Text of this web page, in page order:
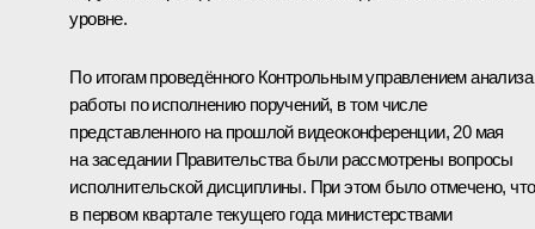
уровне.
По итогам проведённого Контрольным управлением анализа
работы по исполнению поручений, в том числе
представленного на прошлой видеоконференции, 20 мая
на заседании Правительства были рассмотрены вопросы
исполнительской дисциплины. При этом было отмечено, что
в первом квартале текущего года министерствами